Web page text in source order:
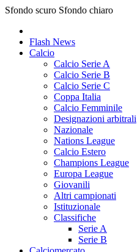
Sfondo scuro Sfondo chiaro
Flash News
Calcio
Calcio Serie A
Calcio Serie B
Calcio Serie C
Coppa Italia
Calcio Femminile
Designazioni arbitrali
Nazionale
Nations League
Calcio Estero
Champions League
Europa League
Giovanili
Altri campionati
Istituzionale
Classifiche
Serie A
Serie B